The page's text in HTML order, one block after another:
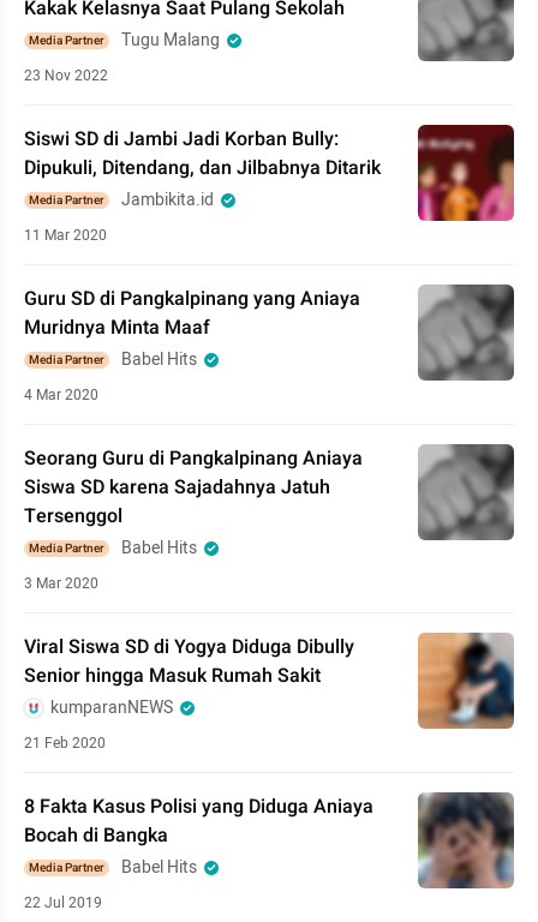
Kakak Kelasnya Saat Pulang Sekolah
Media Partner Tugu Malang
23 Nov 2022
Siswi SD di Jambi Jadi Korban Bully:
Dipukuli, Ditendang, dan Jilbabnya Ditarik
Media Partner Jambikita.id
11 Mar 2020
Guru SD di Pangkalpinang yang Aniaya
Muridnya Minta Maaf
Media Partner Babel Hits
4 Mar 2020
Seorang Guru di Pangkalpinang Aniaya
Siswa SD karena Sajadahnya Jatuh
Tersenggol
Media Partner Babel Hits
3 Mar 2020
Viral Siswa SD di Yogya Diduga Dibully
Senior hingga Masuk Rumah Sakit
kumparanNEWS
21 Feb 2020
8 Fakta Kasus Polisi yang Diduga Aniaya
Bocah di Bangka
Media Partner Babel Hits
22 Jul 2019